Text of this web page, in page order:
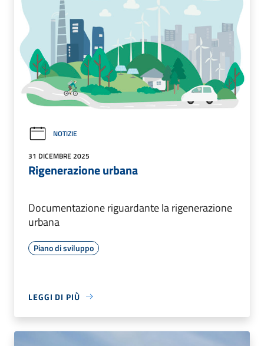
NOTIZIE
31 DICEMBRE 2025
Rigenerazione urbana
Documentazione riguardante la rigenerazione
urbana
Piano di sviluppo
LEGGI DI PIÙ